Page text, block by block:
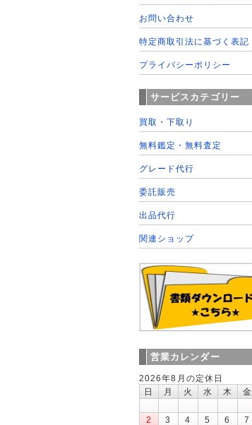
お問い合わせ
特定商取引法に基づく表記
プライバシーポリシー
サービスカテゴリー
買取・下取り
無料鑑定・無料査定
グレード代行
委託販売
出品代行
関連ショップ
営業カレンダー
2026年8月の定休日
日
月 火 水 木 金
2
3 4 5 6 7